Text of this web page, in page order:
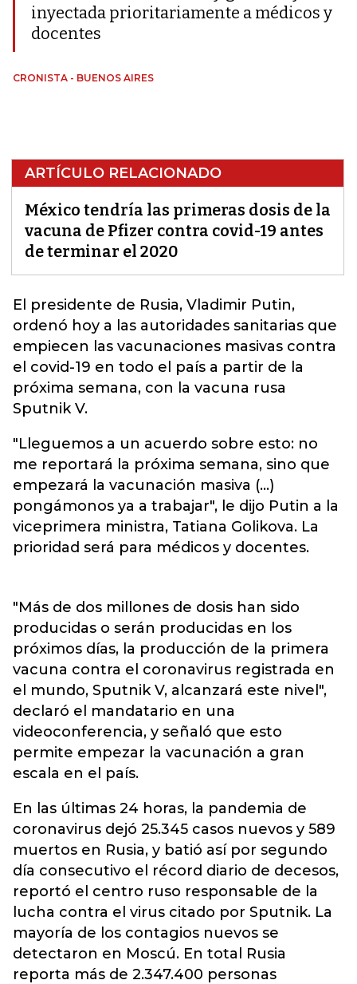
inyectada prioritariamente a médicos y
docentes
CRONISTA - BUENOS AIRES
ARTÍCULO RELACIONADO
México tendría las primeras dosis de la
vacuna de Pfizer contra covid-19 antes
de terminar el 2020
El presidente de Rusia, Vladimir Putin,
ordenó hoy a las autoridades sanitarias que
empiecen las vacunaciones masivas contra
el covid-19 en todo el país a partir de la
próxima semana, con la vacuna rusa
Sputnik V.
"Lleguemos a un acuerdo sobre esto: no
me reportará la próxima semana, sino que
empezará la vacunación masiva (...)
pongámonos ya a trabajar", le dijo Putin a la
viceprimera ministra, Tatiana Golikova. La
prioridad será para médicos y docentes.
"Más de dos millones de dosis han sido
producidas o serán producidas en los
próximos días, la producción de la primera
vacuna contra el coronavirus registrada en
el mundo, Sputnik V, alcanzará este nivel",
declaró el mandatario en una
videoconferencia, y señaló que esto
permite empezar la vacunación a gran
escala en el país.
En las últimas 24 horas, la pandemia de
coronavirus dejó 25.345 casos nuevos y 589
muertos en Rusia, y batió así por segundo
día consecutivo el récord diario de decesos,
reportó el centro ruso responsable de la
lucha contra el virus citado por Sputnik. La
mayoría de los contagios nuevos se
detectaron en Moscú. En total Rusia
reporta más de 2.347.400 personas